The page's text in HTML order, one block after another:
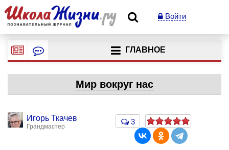
Войти
ГЛАВНОЕ
Мир вокруг нас
Игорь Ткачев
Грандмастер
3